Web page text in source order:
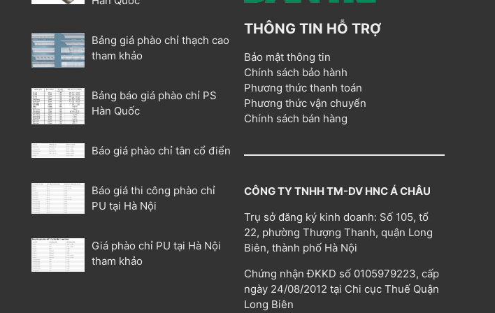
Bảng giá phào chỉ thạch cao
tham khảo
Bảng báo giá phào chỉ PS
Hàn Quốc
Báo giá phào chỉ tân cổ điển
Báo giá thi công phào chỉ
PU tại Hà Nội
Giá phào chỉ PU tại Hà Nội
tham khảo
THÔNG TIN HỖ TRỢ
Bảo mật thông tin
Chính sách bảo hành
Phương thức thanh toán
Phương thức vận chuyển
Chính sách bán hàng
CÔNG TY TNHH TM-DV HNC Á CHÂU
Trụ sở đăng ký kinh doanh: Số 105, tổ
22, phường Thượng Thanh, quận Long
Biên, thành phố Hà Nội
Chứng nhận ĐKKD số 0105979223, cấp
ngày 24/08/2012 tại Chi cục Thuế Quận
Long Biên